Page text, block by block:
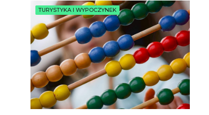
TURYSTYKA I WYPOCZYNEK